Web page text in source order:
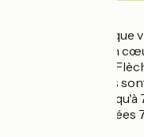
Dans une magnifique
avec goût, situé en
4km du zoo de La
chambres d'hôtes
pour accueillir jusqu'à
Chambre des années